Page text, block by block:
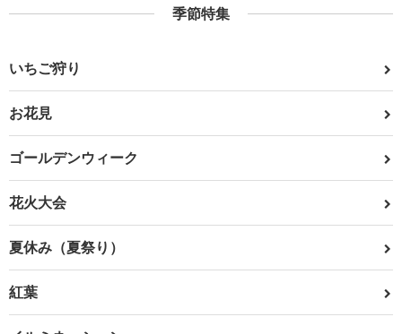
季節特集
いちご狩り
お花見
ゴールデンウィーク
花火大会
夏休み（夏祭り）
紅葉